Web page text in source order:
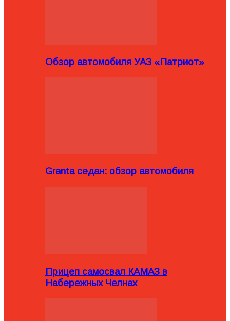
Обзор автомобиля УАЗ «Патриот»
Granta седан: обзор автомобиля
Прицеп самосвал КАМАЗ в
Набережных Челнах